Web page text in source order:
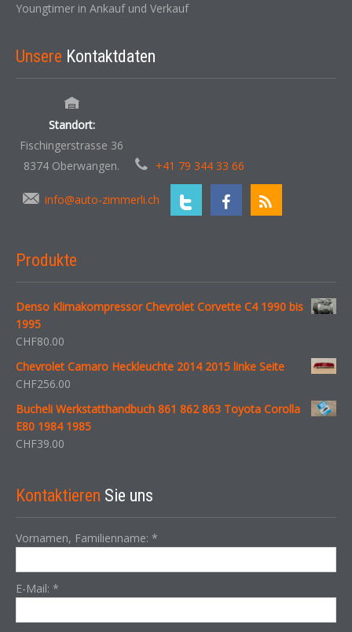
Youngtimer in Ankauf und Verkauf
Unsere Kontaktdaten
Standort:
Fischingerstrasse 36
8374 Oberwangen.
+41 79 344 33 66
info@auto-zimmerli.ch
Produkte
Denso Klimakompressor Chevrolet Corvette C4 1990 bis
1995
CHF80.00
Chevrolet Camaro Heckleuchte 2014 2015 linke Seite
CHF256.00
Bucheli Werkstatthandbuch 861 862 863 Toyota Corolla
E80 1984 1985
CHF39.00
Kontaktieren Sie uns
Vornamen, Familienname: *
E-Mail: *